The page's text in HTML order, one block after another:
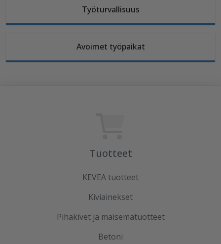
Työturvallisuus
Avoimet työpaikat
Tuotteet
KEVEÄ tuotteet
Kiviainekset
Pihakivet ja maisematuotteet
Betoni